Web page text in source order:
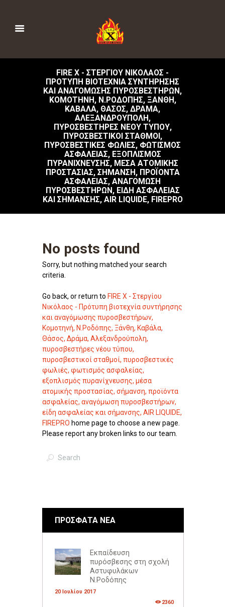
FIRE X - ΣΤΕΡΓΊΟΥ ΝΙΚΌΛΑΟΣ -
ΠΡΌΤΥΠΗ ΒΙΟΤΕΧΝΊΑ ΣΥΝΤΉΡΗΣΗΣ
ΚΑΙ ΑΝΑΓΌΜΩΣΗΣ ΠΥΡΟΣΒΕΣΤΉΡΩΝ,
ΚΟΜΟΤΗΝΉ, Ν.ΡΟΔΌΠΗΣ, ΞΆΝΘΗ,
ΚΑΒΆΛΑ, ΘΆΣΟΣ, ΔΡΆΜΑ,
ΑΛΕΞΑΝΔΡΟΎΠΟΛΗ,
ΠΥΡΟΣΒΕΣΤΉΡΕΣ ΝΈΟΥ ΤΎΠΟΥ,
ΠΥΡΟΣΒΕΣΤΙΚΟΊ ΣΤΑΘΜΟΊ,
ΠΥΡΟΣΒΕΣΤΙΚΈΣ ΦΩΛΙΈΣ, ΦΩΤΙΣΜΌΣ
ΑΣΦΑΛΕΊΑΣ, ΕΞΟΠΛΙΣΜΌΣ
ΠΥΡΑΝΊΧΝΕΥΣΗΣ, ΜΈΣΑ ΑΤΟΜΙΚΉΣ
ΠΡΟΣΤΑΣΊΑΣ, ΣΉΜΑΝΣΗ, ΠΡΟΪΌΝΤΑ
ΑΣΦΑΛΕΊΑΣ, ΑΝΑΓΌΜΩΣΗ
ΠΥΡΟΣΒΕΣΤΉΡΩΝ, ΕΊΔΗ ΑΣΦΑΛΕΊΑΣ
ΚΑΙ ΣΉΜΑΝΣΗΣ, AIR LIQUIDE, FIREPRO
No posts found
Sorry, but nothing matched your search
criteria.
Go back, or return to FIRE X - Στεργίου
Νικόλαος - Πρότυπη βιοτεχνία συντήρησης
και αναγόμωσης πυροσβεστήρων,
Κομοτηνή, Ν.Ροδόπης, Ξάνθη, Καβάλα,
Θάσος, Δράμα, Αλεξανδρούπολη,
πυροσβεστήρες νέου τύπου,
πυροσβεστικοί σταθμοί, πυροσβεστικές
φωλιές, φωτισμός ασφαλείας,
εξοπλισμός πυρανίχνευσης, μέσα
ατομικής προστασίας, σήμανση, προϊόντα
ασφαλείας, αναγόμωση πυροσβεστήρων,
είδη ασφαλείας και σήμανσης, AIR LIQUIDE,
FIREPRO home page to choose a new page.
Please report any broken links to our team.
Αναζήτηση
ΠΡΟΣΦΑΤΑ ΝΕΑ
Εκπαίδευση
πυρόσβεσης στη σχολή
Αστυφυλάκων
Ν.Ροδόπης
20 Ιουλίου 2017
2360